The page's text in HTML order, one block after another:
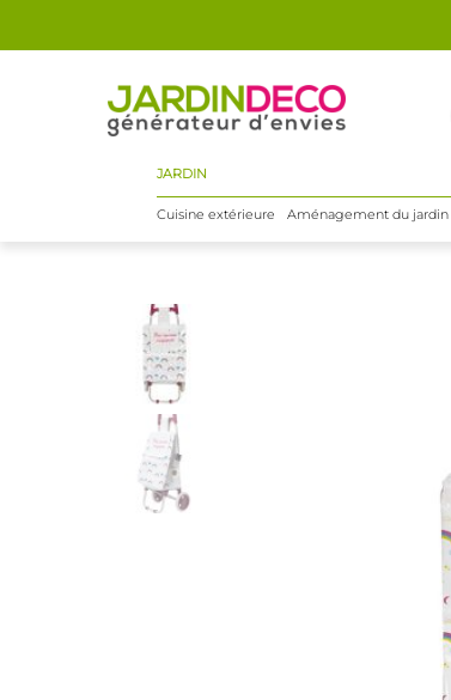
JARDIN
Cuisine extérieure Aménagement du jardin